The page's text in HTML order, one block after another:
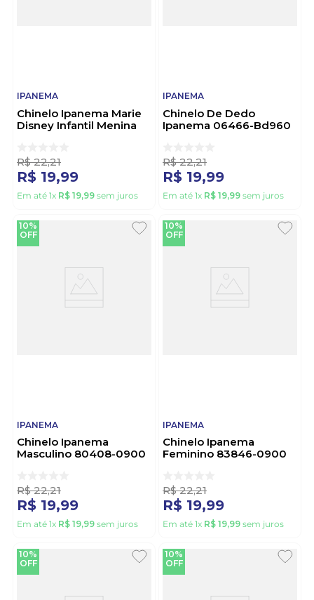
IPANEMA
Chinelo Ipanema Marie
Disney Infantil Menina
R$ 22,21
R$ 19,99
Em até 1x R$ 19,99 sem juros
IPANEMA
Chinelo De Dedo
Ipanema 06466-Bd960
R$ 22,21
R$ 19,99
Em até 1x R$ 19,99 sem juros
10%
OFF
IPANEMA
Chinelo Ipanema
Masculino 80408-0900
R$ 22,21
R$ 19,99
Em até 1x R$ 19,99 sem juros
10%
OFF
IPANEMA
Chinelo Ipanema
Feminino 83846-0900
R$ 22,21
R$ 19,99
Em até 1x R$ 19,99 sem juros
10%
OFF
10%
OFF